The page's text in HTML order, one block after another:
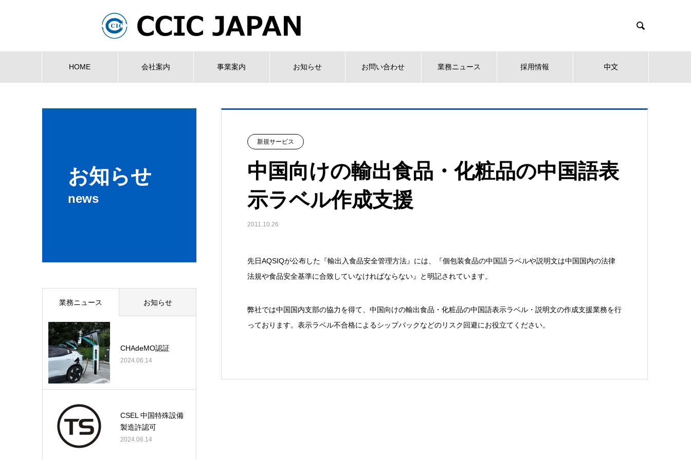

HOME 会社案内 事業案内 お知らせ お問い合わせ 業務ニュース 採用情報 中文
お知らせ
news
新規サービス
中国向けの輸出食品・化粧品の中国語表
示ラベル作成支援
2011.10.26
先日AQSIQが公布した『輸出入食品安全管理方法』には、『個包装食品の中国語ラベルや説明文は中国国内の法律
法規や食品安全基準に合致していなければならない』と明記されています。
弊社では中国国内支部の協力を得て、中国向けの輸出食品・化粧品の中国語表示ラベル・説明文の作成支援業務を行
っております。表示ラベル不合格によるシップバックなどのリスク回避にお役立てください。
業務ニュース お知らせ
CHAdeMO認証
2024.06.14
CSEL 中国特殊設備
製造許認可
2024.06.14